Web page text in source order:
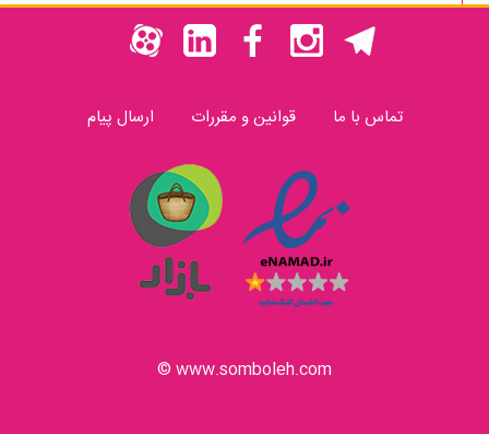
تماس با ما قوانین و مقررات ارسال پیام
www.somboleh.com ©